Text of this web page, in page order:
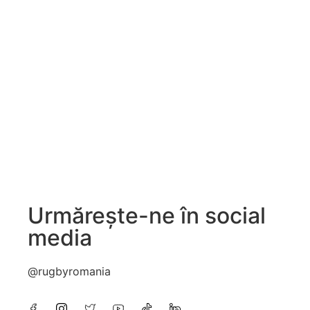
Urmărește-ne în social
media
@rugbyromania